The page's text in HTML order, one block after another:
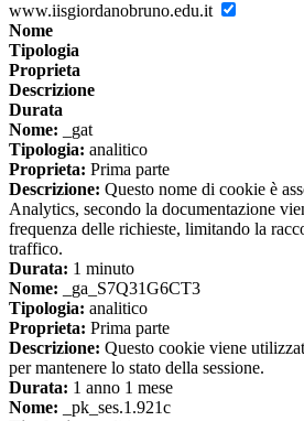
www.iisgiordanobruno.edu.it
Nome
Tipologia
Proprieta
Descrizione
Durata
Nome: _gat
Tipologia: analitico
Proprieta: Prima parte
Descrizione: Questo nome di cookie è
Analytics, secondo la documentazione
frequenza delle richieste, limitando la
traffico.
Durata: 1 minuto
Nome: _ga_S7Q31G6CT3
Tipologia: analitico
Proprieta: Prima parte
Descrizione: Questo cookie viene
per mantenere lo stato della sessione.
Durata: 1 anno 1 mese
Nome: _pk_ses.1.921c